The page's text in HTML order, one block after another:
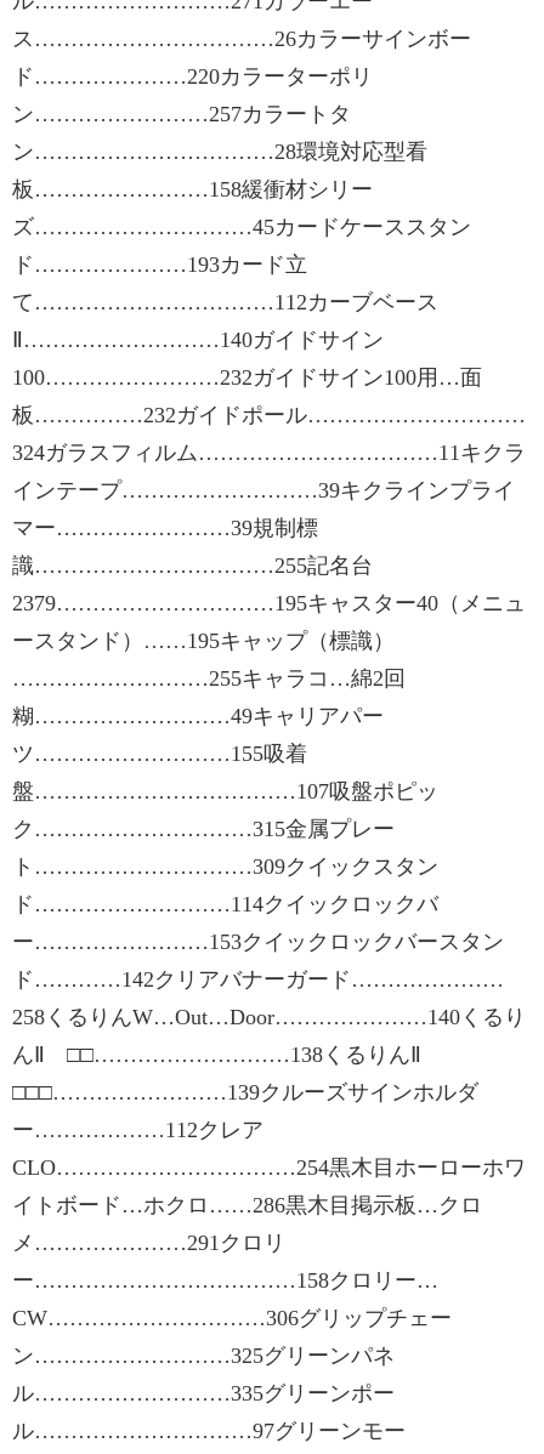
ス……………………………26カラーサインボー
ド…………………220カラーターポリ
ン……………………257カラートタ
ン……………………………28環境対応型看
板……………………158緩衝材シリー
ズ…………………………45カードケーススタン
ド…………………193カード立
て……………………………112カーブベース
Ⅱ………………………140ガイドサイン
100……………………232ガイドサイン100用…面
板……………232ガイドポール…………………………
324ガラスフィルム……………………………11キクラ
インテープ………………………39キクラインプライ
マー……………………39規制標
識……………………………255記名台
2379…………………………195キャスター40（メニュ
ースタンド）……195キャップ（標識）
………………………255キャラコ…綿2回
糊………………………49キャリアパー
ツ………………………155吸着
盤………………………………107吸盤ポピッ
ク…………………………315金属プレー
ト…………………………309クイックスタン
ド………………………114クイックロックバ
ー……………………153クイックロックバースタン
ド…………142クリアバナーガード…………………
258くるりんW…Out…Door…………………140くるり
んⅡ □□………………………138くるりんⅡ
□□□……………………139クルーズサインホルダ
ー………………112クレア
CLO……………………………254黒木目ホーローホワ
イトボード…ホクロ……286黒木目掲示板…クロ
メ…………………291クロリ
ー………………………………158クロリー…
CW…………………………306グリップチェー
ン………………………325グリーンパネ
ル………………………335グリーンポー
ル…………………………97グリーンモー